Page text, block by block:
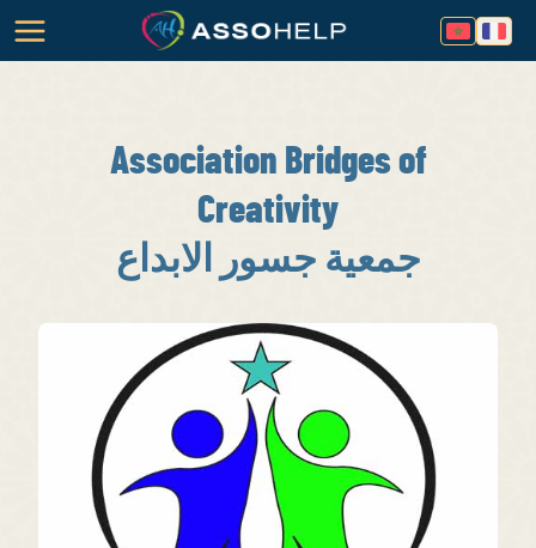
Association Bridges of
Creativity
جمعية جسور الابداع